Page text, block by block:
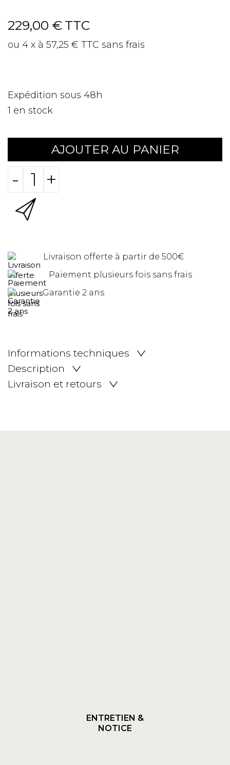
229,00 € TTC
ou 4 x à 57,25 € TTC sans frais
Expédition sous 48h
1 en stock
AJOUTER AU PANIER
- +
Livraison offerte à partir de 500€
Paiement plusieurs fois sans frais
Garantie 2 ans
Informations techniques
Description
Livraison et retours
ENTRETIEN &
NOTICE